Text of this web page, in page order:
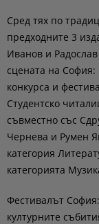
Сред тях по
предходните 3
Иванов и
сцената на
конкурса и
Студентско
съвместно със
Чернева и Румен
категория
категорията
Фестивалът
културните